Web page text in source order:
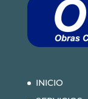
INICIO